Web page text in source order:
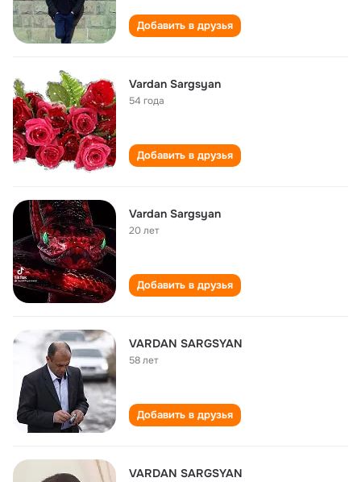
Добавить в друзья
Vardan Sargsyan
54 года
Добавить в друзья
Vardan Sargsyan
20 лет
Добавить в друзья
VARDAN SARGSYAN
58 лет
Добавить в друзья
VARDAN SARGSYAN